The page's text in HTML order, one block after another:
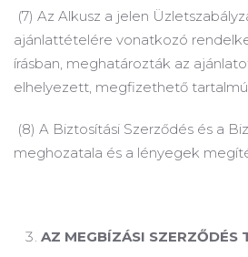
(7) Az Alkusz a jelen
ajánlattételére vonatkozó
írásban, meghatározták az
elhelyezett, megfizethető
(8) A Biztosítási Szerződés és a
meghozatala és a lényegek
AZ MEGBÍZÁSI SZERZŐDÉS